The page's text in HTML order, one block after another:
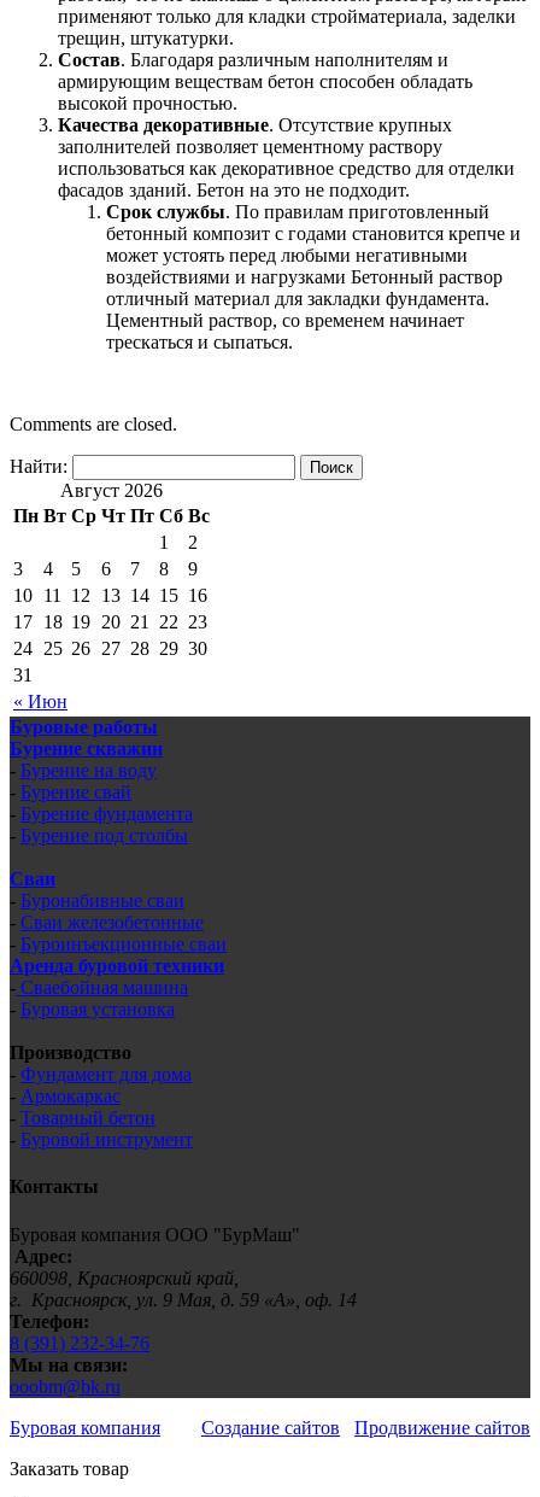
применяют только для кладки стройматериала, заделки
трещин, штукатурки.
Состав. Благодаря различным наполнителям и
армирующим веществам бетон способен обладать
высокой прочностью.
Качества декоративные. Отсутствие крупных
заполнителей позволяет цементному раствору
использоваться как декоративное средство для отделки
фасадов зданий. Бетон на это не подходит.
Срок службы. По правилам приготовленный
бетонный композит с годами становится крепче и
может устоять перед любыми негативными
воздействиями и нагрузками Бетонный раствор
отличный материал для закладки фундамента.
Цементный раствор, со временем начинает
трескаться и сыпаться.
Comments are closed.
Найти:
Август 2026
Пн Вт Ср Чт Пт Сб Вс
« Июн
1
2
3
4 5 6 7 8
9
10 11 12 13 14 15 16
17 18 19 20 21 22 23
24 25 26 27 28 29 30
31
Буровые работы
Бурение скважин
- Бурение на воду
- Бурение свай
- Бурение фундамента
- Бурение под столбы
Сваи
- Буронабивные сваи
- Сваи железобетонные
- Буроинъекционные сваи
Аренда буровой техники
- Сваебойная машина
- Буровая установка
Производство
- Фундамент для дома
- Армокаркас
- Товарный бетон
- Буровой инструмент
Контакты
Буровая компания ООО "БурМаш"
Адрес:
660098, Красноярский край,
г. Красноярск, ул. 9 Мая, д. 59 «А», оф. 14
Телефон:
8 (391) 232-34-76
Мы на связи:
ooobm@bk.ru
Буровая компания
Создание сайтов
Продвижение сайтов
Заказать товар